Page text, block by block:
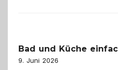
Bad und Küche
9. Juni 2026